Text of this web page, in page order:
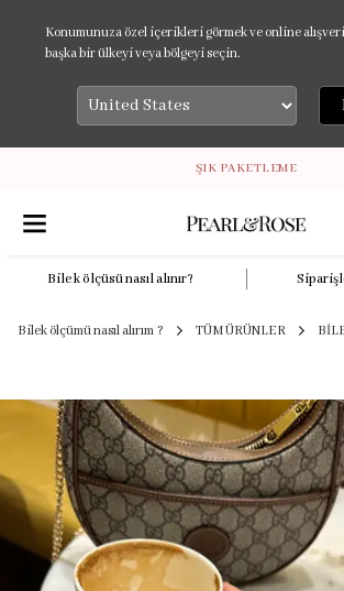
Konumunuza özel içerikleri görmek ve online
başka bir ülkeyi veya bölgeyi seçin.
ŞIK PAKETLEME
Bilek ölçüsü nasıl alınır?
Bilek ölçümü nasıl alırım ? TÜM ÜRÜNLER